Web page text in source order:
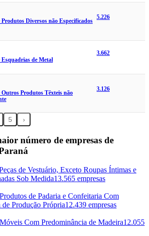
Produtos Diversos não Especificados
5.226
Esquadrias de Metal
3.662
Outros Produtos Têxteis não
3.126
5 ›
número de empresas de
de Vestuário, Exceto Roupas Íntimas e
Sob Medida13.565 empresas
de Padaria e Confeitaria Com
Produção Própria12.439 empresas
Com Predominância de Madeira12.055